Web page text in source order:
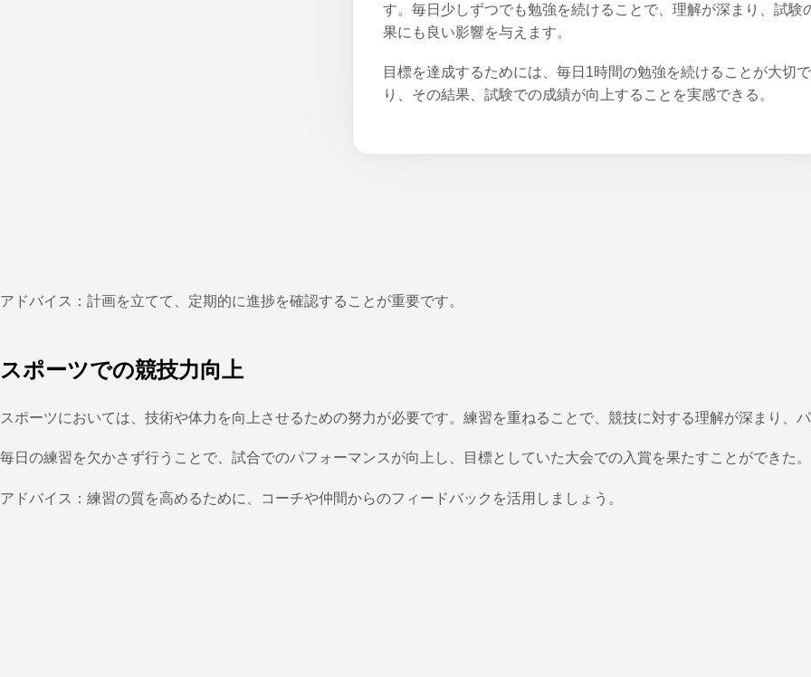
す。毎日少しずつでも勉強を続けることで、理解が深まり、試験
果にも良い影響を与えます。
目標を達成するためには、毎日1時間の勉強を続けることが大切
り、その結果、試験での成績が向上することを実感できる。
アドバイス：計画を立てて、定期的に進捗を確認することが重要です。
スポーツでの競技力向上
スポーツにおいては、技術や体力を向上させるための努力が必要です。練習を重ねることで、競技に対する理解が深まり、
毎日の練習を欠かさず行うことで、試合でのパフォーマンスが向上し、目標としていた大会での入賞を果たすことができた。
アドバイス：練習の質を高めるために、コーチや仲間からのフィードバックを活用しましょう。